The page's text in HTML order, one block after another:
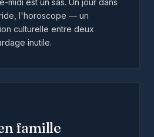
midi est un sas. Un jour dans
l'horoscope — un
culturelle entre deux
inutile.
famille